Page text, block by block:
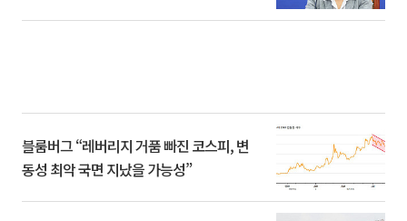
블룸버그 “레버리지 거품 빠진 코스피, 변
동성 최악 국면 지났을 가능성”